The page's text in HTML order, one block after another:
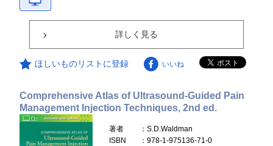
詳しく見る
ほしいものリストに登録 いいね
Comprehensive Atlas of Ultrasound-Guided Pain
Management Injection Techniques, 2nd ed.
著者
：S.D.Waldman
ISBN
：978-1-975136-71-0